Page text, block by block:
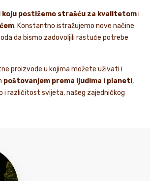
postižemo strašću za kvalitetomi
. Konstantno istražujemo nove načine
da bismo zadovoljili rastuće potrebe
proizvode u kojima možete uživati i
poštovanjem prema ljudima i planeti,
i različitost svijeta, našeg zajedničkog